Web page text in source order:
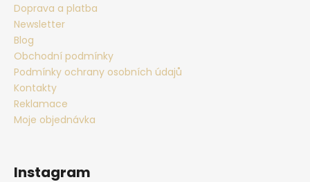
Doprava a platba
Newsletter
Blog
Obchodní podmínky
Podmínky ochrany osobních údajů
Kontakty
Reklamace
Moje objednávka
Instagram